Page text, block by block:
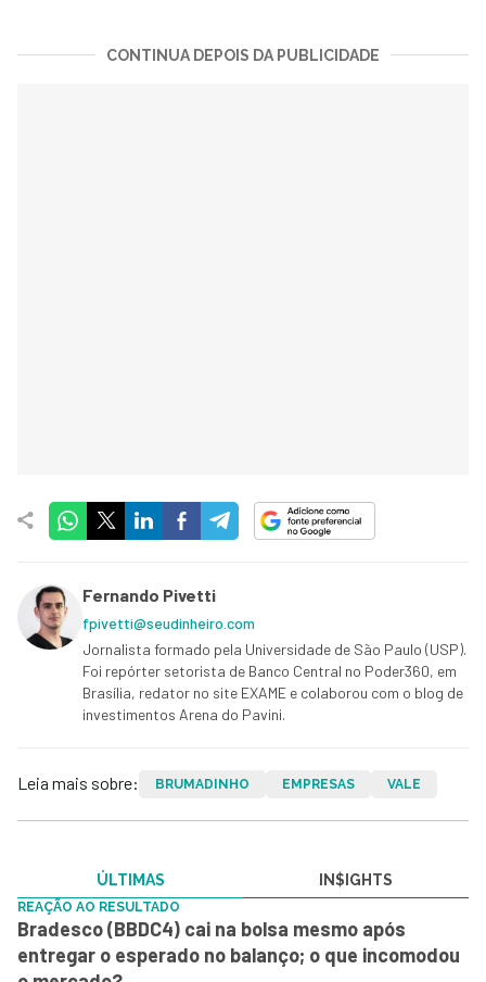
CONTINUA DEPOIS DA PUBLICIDADE
Fernando Pivetti
fpivetti@seudinheiro.com
Jornalista formado pela Universidade de São Paulo (USP).
Foi repórter setorista de Banco Central no Poder360, em
Brasília, redator no site EXAME e colaborou com o blog de
investimentos Arena do Pavini.
Leia mais sobre: BRUMADINHO EMPRESAS VALE
ÚLTIMAS IN$IGHTS
REAÇÃO AO RESULTADO
Bradesco (BBDC4) cai na bolsa mesmo após
entregar o esperado no balanço; o que incomodou